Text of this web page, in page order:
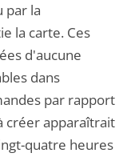
par la
la carte. Ces
d'aucune
dans
par rapport
créer apparaîtrait
quatre heures